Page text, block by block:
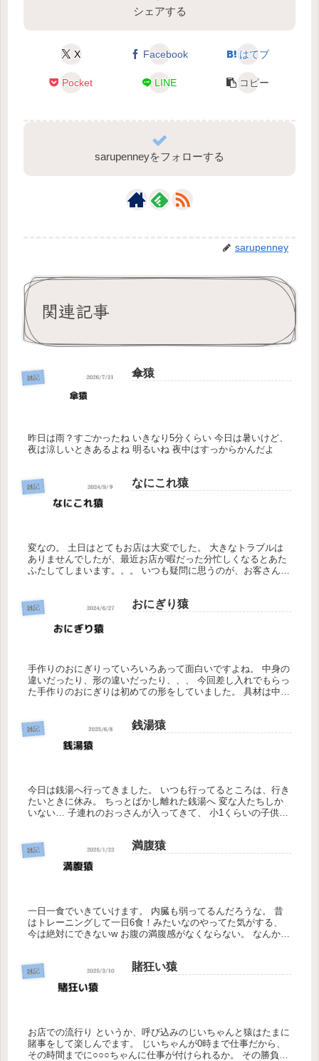
シェアする
X Facebook はてブ
Pocket LINE コピー
sarupenneyをフォローする
sarupenney
関連記事
雑記 傘猿
昨日は雨？すごかったね いきなり5分くらい 今日は暑いけど、
夜は涼しいときあるよね 明るいね 夜中はすっからかんだよ
雑記 なにこれ猿
変なの。 土日はとてもお店は大変でした。 大きなトラブルは
ありませんでしたが、最近お店が暇だった分忙しくなるとあた
ふたしてしまいます。。。 いつも疑問に思うのが、お客さんが
雑記 おにぎり猿
手作りのおにぎりっていろいろあって面白いですよね。 中身の
違いだったり、形の違いだったり、、、 今回差し入れでもらっ
た手作りのおにぎりは初めての形をしていました。 具材は中に
雑記 銭湯猿
今日は銭湯へ行ってきました。 いつも行ってるところは、行き
たいときに休み。 ちっとばかし離れた銭湯へ 変な人たちしか
いない… 子連れのおっさんが入ってきて、 小1くらいの子供2
雑記 満腹猿
一日一食でいきていけます。 内臓も弱ってるんだろうな。 昔
はトレーニングして一日6食！みたいなのやってた気がする、
今は絶対にできないw お腹の満腹感がなくならない。 なんかま
雑記 賭狂い猿
お店での流行り というか、呼び込みのじいちゃんと猿はたまに
賭事をして楽しんでます。 じいちゃんが0時まで仕事だから、
その時間までに○○○ちゃんに仕事が付けられるか。 その勝負を